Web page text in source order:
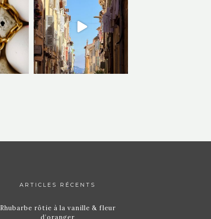
ARTICLES RÉCENTS
Rhubarbe rôtie à la vanille & fleur
d’oranger